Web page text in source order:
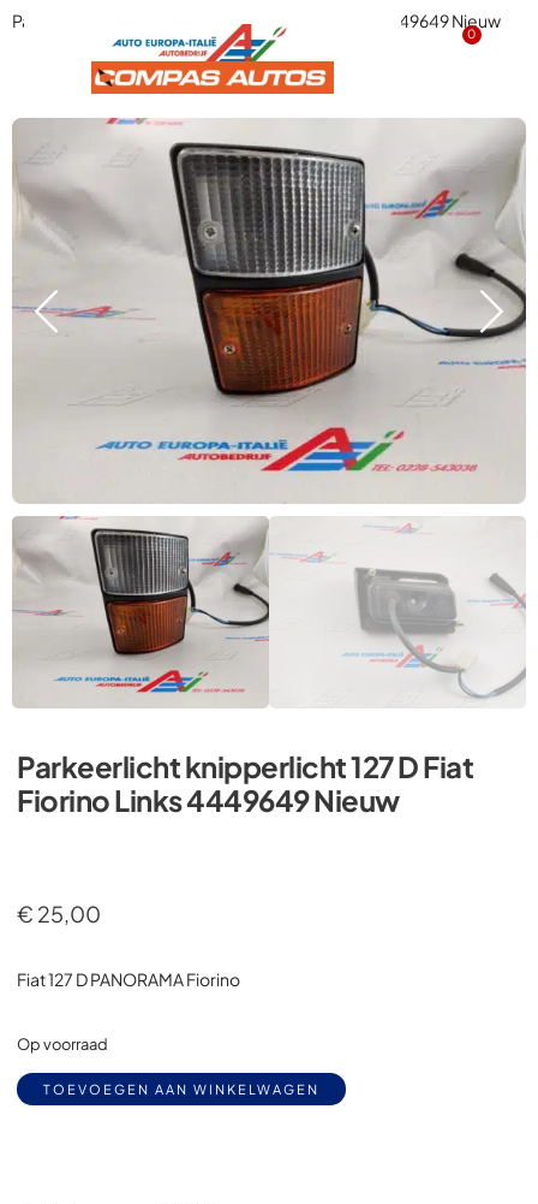
0
Parkeerlicht knipperlicht 127 D Fiat Fiorino Links 4449649 Nieuw
Parkeerlicht knipperlicht 127 D Fiat
Fiorino Links 4449649 Nieuw
€ 25,00
Fiat 127 D PANORAMA Fiorino
Op voorraad
TOEVOEGEN AAN WINKELWAGEN